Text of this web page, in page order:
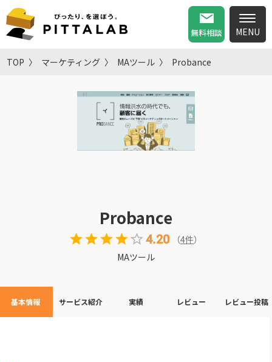
無料相談
TOP マーケティング MAツール Probance
Probance
4.20 （4件）
MAツール
基本情報 サービス紹介 実績 レビュー レビュー投稿